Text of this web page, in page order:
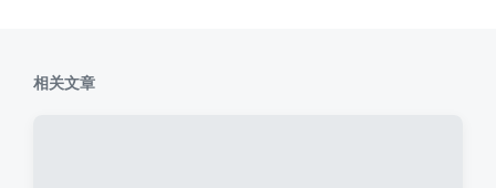
相关文章